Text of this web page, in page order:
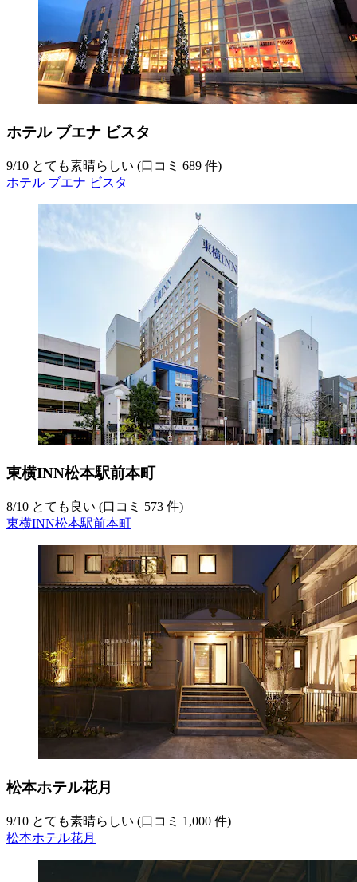
ホテル ブエナ ビスタ
9/10 とても素晴らしい (口コミ 689 件)
ホテル ブエナ ビスタ
東横INN松本駅前本町
8/10 とても良い (口コミ 573 件)
東横INN松本駅前本町
松本ホテル花月
9/10 とても素晴らしい (口コミ 1,000 件)
松本ホテル花月